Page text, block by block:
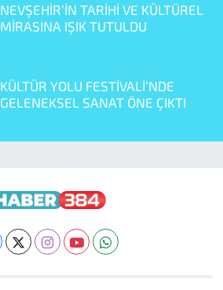
NEVŞEHİR’İN TARİHİ VE KÜLTÜREL
MİRASINA IŞIK TUTULDU
KÜLTÜR YOLU FESTİVALİ’NDE
GELENEKSEL SANAT ÖNE ÇIKTI